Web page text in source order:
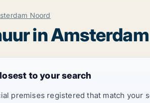
Noord
in
to your search
premises registered that match